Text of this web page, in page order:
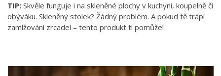
TIP: Skvěle funguje i na skleněné plochy v kuchyni, koupelně či
obýváku. Skleněný stolek? Žádný problém. A pokud tě trápí
zamlžování zrcadel – tento produkt ti pomůže!